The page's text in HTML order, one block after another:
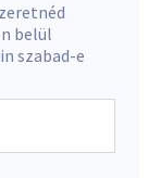
belül
szabad-e